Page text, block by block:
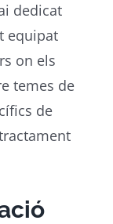
dedicat
equipat
on els
temes de
de